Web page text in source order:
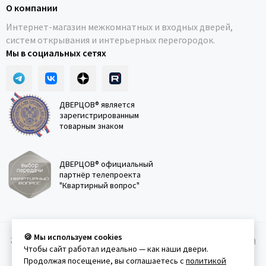
О компании
Интернет-магазин межкомнатных и входных дверей,
систем открывания и интерьерных перегородок.
Мы в социальных сетях
ДВЕРЦОВ® является
зарегистрированным
товарным знаком
ДВЕРЦОВ® официальный
партнёр телепроекта
"Квартирный вопрос"
2011-2026 © Дверцов. Карта сайта
Политика
конфеденциальности Условия использования сайта
🍪 Мы используем cookies
Чтобы сайт работал идеально — как наши двери.
Продолжая посещение, вы соглашаетесь с политикой